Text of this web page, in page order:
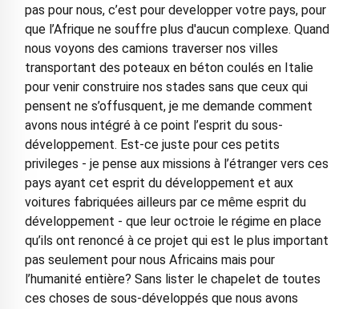
pas pour nous, c’est pour developper votre pays, pour
que l’Afrique ne souffre plus d'aucun complexe. Quand
nous voyons des camions traverser nos villes
transportant des poteaux en béton coulés en Italie
pour venir construire nos stades sans que ceux qui
pensent ne s’offusquent, je me demande comment
avons nous intégré à ce point l’esprit du sous-
développement. Est-ce juste pour ces petits
privileges - je pense aux missions à l’étranger vers ces
pays ayant cet esprit du développement et aux
voitures fabriquées ailleurs par ce même esprit du
développement - que leur octroie le régime en place
qu’ils ont renoncé à ce projet qui est le plus important
pas seulement pour nous Africains mais pour
l’humanité entière? Sans lister le chapelet de toutes
ces choses de sous-développés que nous avons